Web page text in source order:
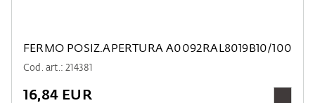
FERMO POSIZ.APERTURA A0092RAL8019B10/100
Cod. art.: 214381
16,84 EUR